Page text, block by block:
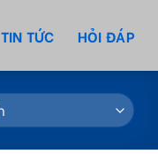
TIN TỨC HỎI ĐÁP